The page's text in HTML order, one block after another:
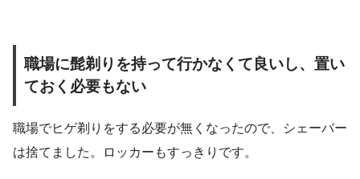
職場に髭剃りを持って行かなくて良いし、置い
ておく必要もない
職場でヒゲ剃りをする必要が無くなったので、シェーバー
は捨てました。ロッカーもすっきりです。